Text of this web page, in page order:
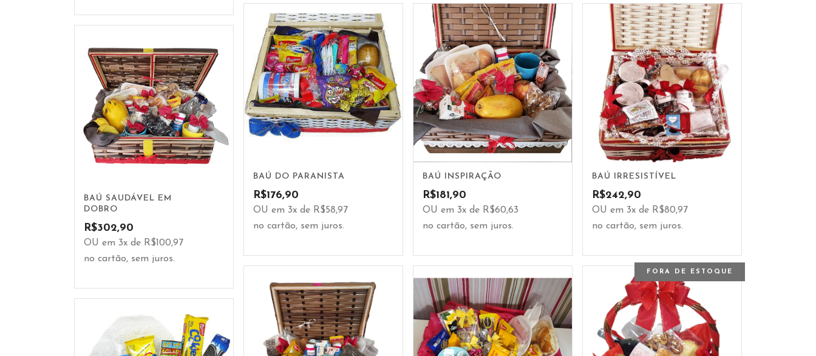
BAÚ DO PARANISTA
R$176,90
OU em 3x de R$58,97
no cartão, sem juros.
BAÚ INSPIRAÇÃO
R$181,90
OU em 3x de R$60,63
no cartão, sem juros.
BAÚ IRRESISTÍVEL
R$242,90
OU em 3x de R$80,97
no cartão, sem juros.
BAÚ SAUDÁVEL EM
DOBRO
R$302,90
OU em 3x de R$100,97
no cartão, sem juros.
FORA DE ESTOQUE